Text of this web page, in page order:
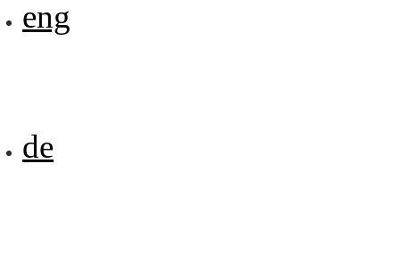
eng
de